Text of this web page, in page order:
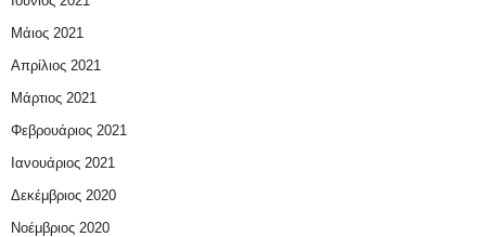
Μάιος 2021
Απρίλιος 2021
Μάρτιος 2021
Φεβρουάριος 2021
Ιανουάριος 2021
Δεκέμβριος 2020
Νοέμβριος 2020